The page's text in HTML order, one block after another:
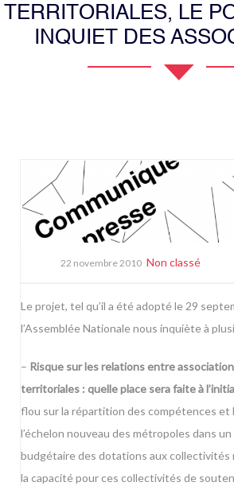
TERRITORIALES, LE
INQUIET DES
22 novembre 2010 Non classé
Le projet, tel qu’il a été adopté le 29
l’Assemblée Nationale nous inquiète à
– Risque sur les relations entre
territoriales : quelle place sera faite à
flou sur la répartition des compétences et
l’échelon nouveau des métropoles dans
budgétaire des dotations aux
la capacité pour ces collectivités de